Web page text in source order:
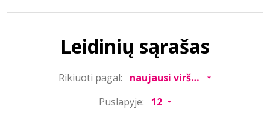
Leidinių sąrašas
Rikiuoti pagal:
Puslapyje: